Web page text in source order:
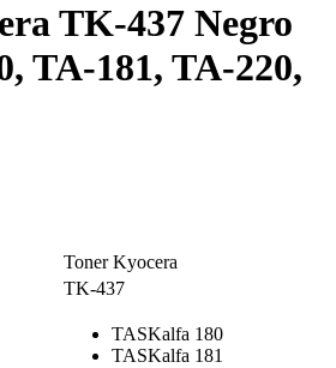
TK-437 Negro
TA-181, TA-220,
Toner Kyocera
TK-437
TASKalfa 180
TASKalfa 181